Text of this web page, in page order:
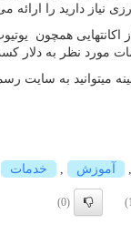
نیاز دارید را ارائه
اکانتهایی همچون
مورد نظر به دلار
میتوانید به سایت
آموزش خدمات
(0)